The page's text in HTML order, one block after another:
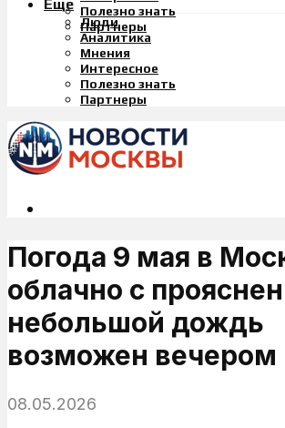
Полезно знать
Партнеры
Еще
Люди
Аналитика
Мнения
Интересное
Полезно знать
Партнеры
Погода 9 мая в
облачно с
небольшой дождь
возможен вечером
08.05.2026